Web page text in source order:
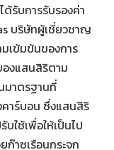
ด้รับการรับรองค่า
บริษัทผู้เชี่ยวชาญ
เข้มข้นของการ
องแสนสิริตาม
มาตรฐานที่
าร์บอน ซึ่งแสนสิริ
ใช้เพื่อให้เป็นไป
าซเรือนกระจก